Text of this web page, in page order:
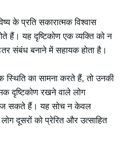
के प्रति सकारात्मक विश्वास
हैं। यह दृष्टिकोण एक व्यक्ति को न
संबंध बनाने में सहायक होता है।
का सामना करते हैं, तो उनकी
दृष्टिकोण रखने वाले लोग
सकते हैं। यह सोच न केवल
दूसरों को प्रेरित और उत्साहित